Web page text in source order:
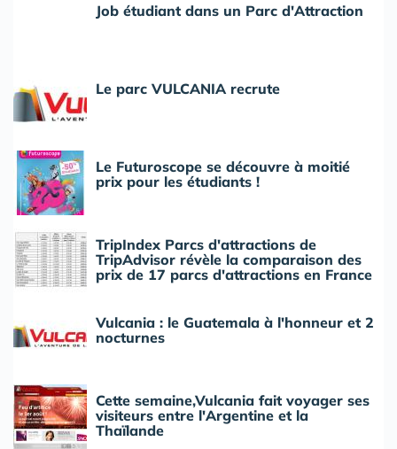
Job étudiant dans un Parc d'Attraction
Le parc VULCANIA recrute
Le Futuroscope se découvre à moitié
prix pour les étudiants !
TripIndex Parcs d'attractions de
TripAdvisor révèle la comparaison des
prix de 17 parcs d'attractions en France
Vulcania : le Guatemala à l'honneur et 2
nocturnes
Cette semaine,Vulcania fait voyager ses
visiteurs entre l'Argentine et la
Thaïlande